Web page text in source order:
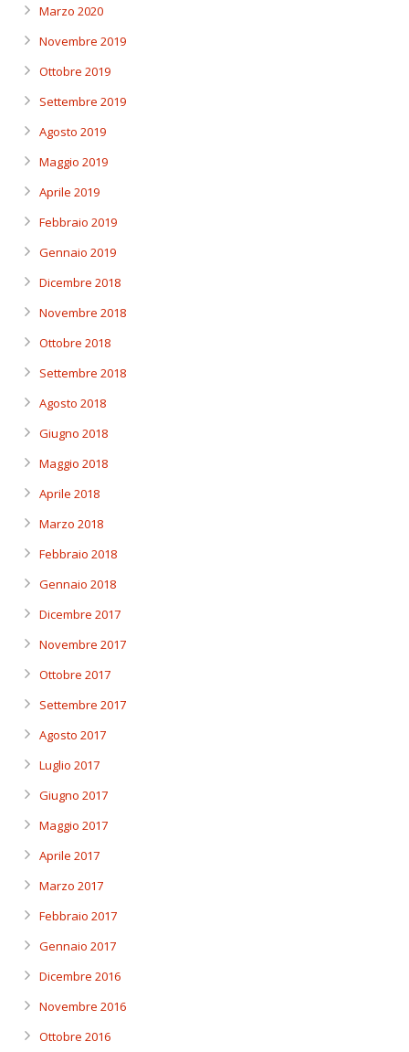
Marzo 2020
Novembre 2019
Ottobre 2019
Settembre 2019
Agosto 2019
Maggio 2019
Aprile 2019
Febbraio 2019
Gennaio 2019
Dicembre 2018
Novembre 2018
Ottobre 2018
Settembre 2018
Agosto 2018
Giugno 2018
Maggio 2018
Aprile 2018
Marzo 2018
Febbraio 2018
Gennaio 2018
Dicembre 2017
Novembre 2017
Ottobre 2017
Settembre 2017
Agosto 2017
Luglio 2017
Giugno 2017
Maggio 2017
Aprile 2017
Marzo 2017
Febbraio 2017
Gennaio 2017
Dicembre 2016
Novembre 2016
Ottobre 2016